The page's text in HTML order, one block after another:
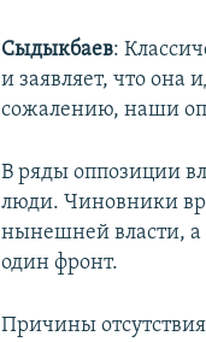
Сыдыкбаев:
и заявляет, что она
сожалению, наши
В ряды оппозиции
люди. Чиновники
нынешней власти, а
один фронт.
Причины